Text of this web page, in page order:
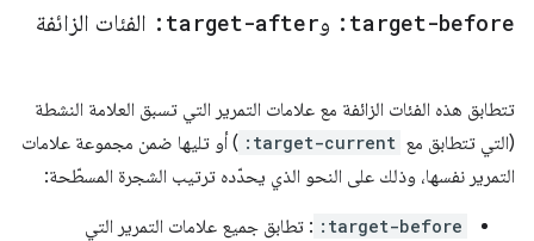
:target-before و:target-after الفئات الزائفة
تتطابق هذه الفئات الزائفة مع علامات التمرير التي تسبق العلامة النشطة
(التي تتطابق مع :target-current ) أو تليها ضمن مجموعة علامات
التمرير نفسها، وذلك على النحو الذي يحدّده ترتيب الشجرة المسطّحة:
:target-before : تطابق جميع علامات التمرير التي